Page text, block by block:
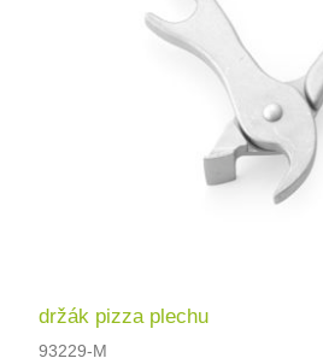
držák pizza plechu
93229-M